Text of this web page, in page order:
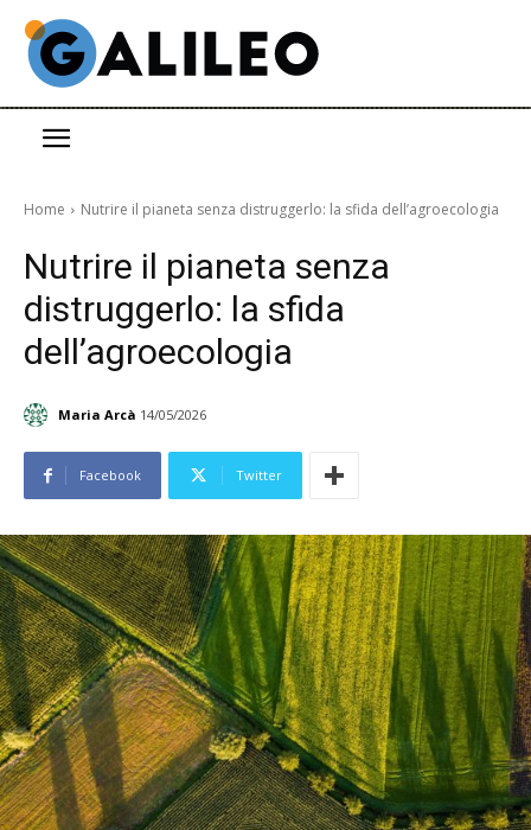
Home Nutrire il pianeta senza distruggerlo: la sfida dell’agroecologia
Nutrire il pianeta senza
distruggerlo: la sfida
dell’agroecologia
Maria Arcà 14/05/2026
Facebook Twitter